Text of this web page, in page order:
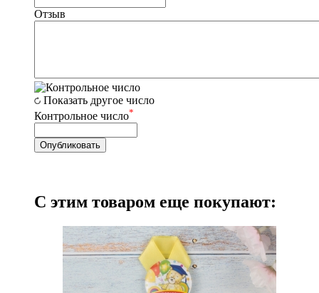
Отзыв
Показать другое число
Контрольное число*
С этим товаром еще покупают: